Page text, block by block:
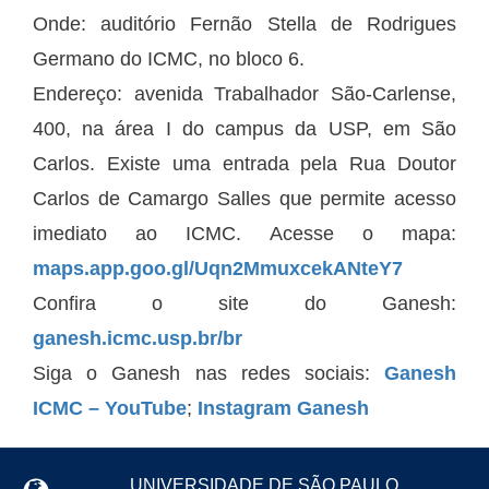
Onde: auditório Fernão Stella de Rodrigues
Germano do ICMC, no bloco 6.
Endereço: avenida Trabalhador São-Carlense,
400, na área I do campus da USP, em São
Carlos. Existe uma entrada pela Rua Doutor
Carlos de Camargo Salles que permite acesso
imediato ao ICMC. Acesse o mapa:
maps.app.goo.gl/Uqn2MmuxcekANteY7
Confira o site do Ganesh:
ganesh.icmc.usp.br/br
Siga o Ganesh nas redes sociais: Ganesh
ICMC – YouTube; Instagram Ganesh